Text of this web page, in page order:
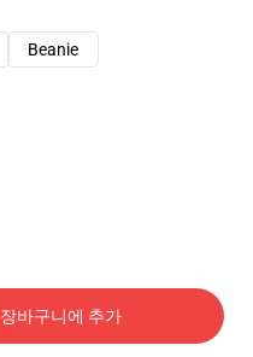
Beanie
장바구니에 추가